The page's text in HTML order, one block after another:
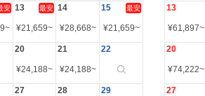
安
~
13 最安
¥21,659~
14
¥28,668~
15 最安
¥21,659~
20
¥24,188~
21
¥24,188~
22
27 28 29
13
¥61,897~
20
¥74,222~
27